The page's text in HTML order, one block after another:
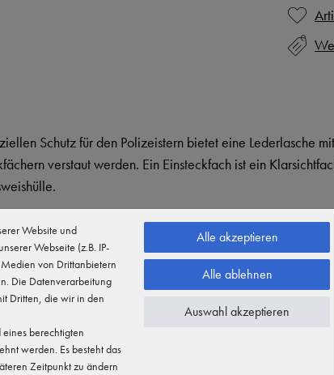
Schutz für den Polizeistern bietet eine Lederlasche
verstaut werden. Ein Einsteckfach ist ein
Website und
Webseite (z.B. IP-
von Drittanbietern
Die Datenverarbeitung
Dritten, die wir in den
berechtigten
werden. Es besteht das
Zeitpunkt zu ändern
Alle akzeptieren
Alle ablehnen
Auswahl akzeptieren